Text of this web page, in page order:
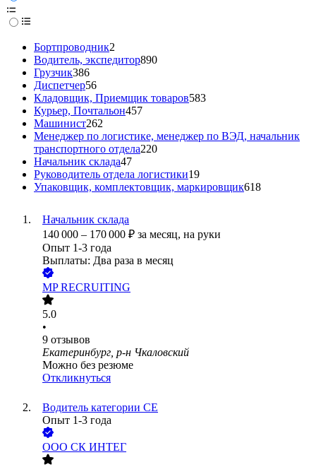
Бортпроводник2
Водитель, экспедитор890
Грузчик386
Диспетчер56
Кладовщик, Приемщик товаров583
Курьер, Почтальон457
Машинист262
Менеджер по логистике, менеджер по ВЭД, начальник
транспортного отдела220
Начальник склада47
Руководитель отдела логистики19
Упаковщик, комплектовщик, маркировщик618
Начальник склада
140 000 – 170 000 ₽ за месяц, на руки
Опыт 1-3 года
Выплаты: Два раза в месяц
MP RECRUITING
5.0
•
9 отзывов
Екатеринбург, р-н Чкаловский
Можно без резюме
Откликнуться
Водитель категории СЕ
Опыт 1-3 года
ООО СК ИНТЕГ